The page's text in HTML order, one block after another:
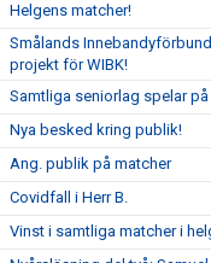
Helgens matcher!
Smålands
projekt för WIBK!
Samtliga seniorlag spelar
Nya besked kring publik!
Ang. publik på matcher
Covidfall i Herr B.
Vinst i samtliga matcher i